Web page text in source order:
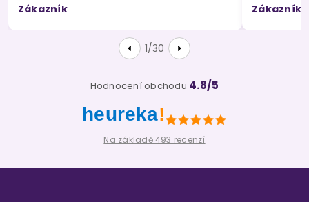
Zákazník Zákazník
1/30
Hodnocení obchodu 4.8/5
heureka!
Na základě 493 recenzí